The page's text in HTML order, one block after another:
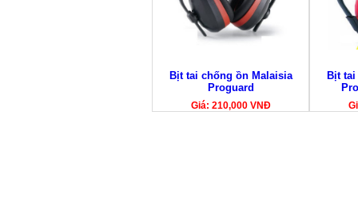
Bịt tai chống ồn Malaisia
Proguard
Giá: 210,000 VNĐ
Bịt tai